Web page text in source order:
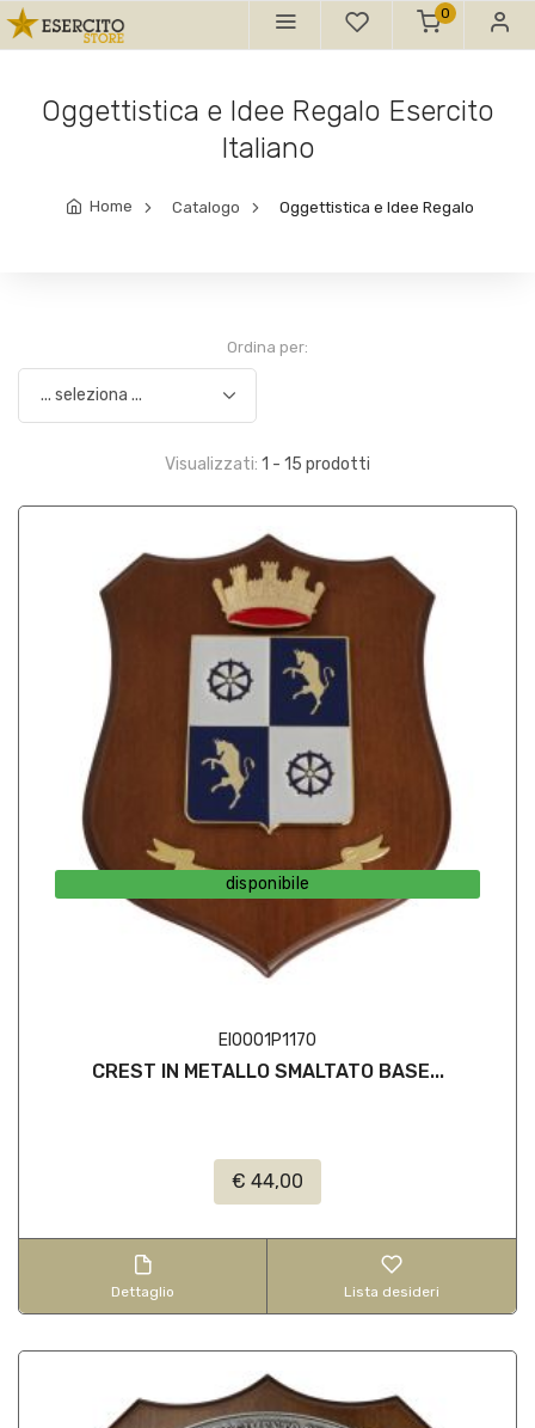
0
Oggettistica e Idee Regalo Esercito
Italiano
Home Catalogo Oggettistica e Idee Regalo
Ordina per:
Visualizzati: 1 - 15 prodotti
disponibile
EI0001P1170
CREST IN METALLO SMALTATO BASE...
€ 44,00
Dettaglio Lista desideri